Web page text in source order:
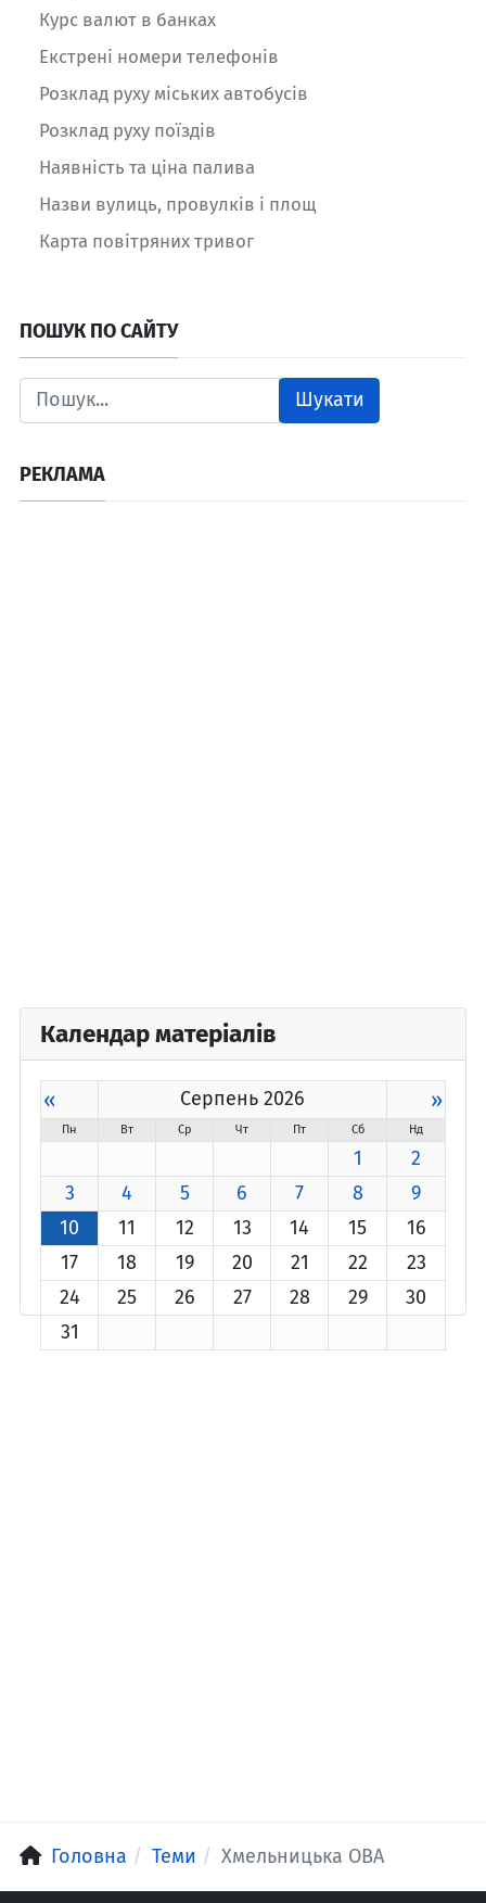
Курс валют в банках
Екстрені номери телефонів
Розклад руху міських автобусів
Розклад руху поїздів
Наявність та ціна палива
Назви вулиць, провулків і площ
Карта повітряних тривог
ПОШУК ПО САЙТУ
Шукати
РЕКЛАМА
Календар матеріалів
« Серпень 2026 »
Пн Вт Ср Чт Пт Сб Нд
1
2
3
4 5 6 7 8
9
10
11 12 13 14 15
16
17
18 19 20 21 22
23
24
25 26 27 28 29
30
31
Головна Теми Хмельницька ОВА